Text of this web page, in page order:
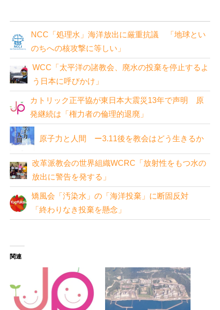
NCC「処理水」海洋放出に厳重抗議 「地球とい
のちへの核攻撃に等しい」
WCC「太平洋の諸教会、廃水の投棄を停止するよ
う日本に呼びかけ」
カトリック正平協が東日本大震災13年で声明 原
発継続は「権力者の倫理的退廃」
原子力と人間 ー3.11後を教会はどう生きるか
改革派教会の世界組織WCRC「放射性をもつ水の
放出に警告を発する」
矯風会「汚染水」の「海洋投棄」に断固反対
「終わりなき投棄を懸念」
関連